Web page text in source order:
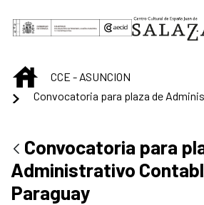
INICIOCCE - ASUNCION
Convocatoria para
Administrativo
Paraguay